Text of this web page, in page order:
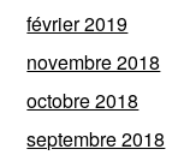
février 2019
novembre 2018
octobre 2018
septembre 2018